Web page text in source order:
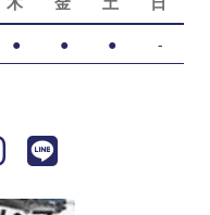
● ● ● -